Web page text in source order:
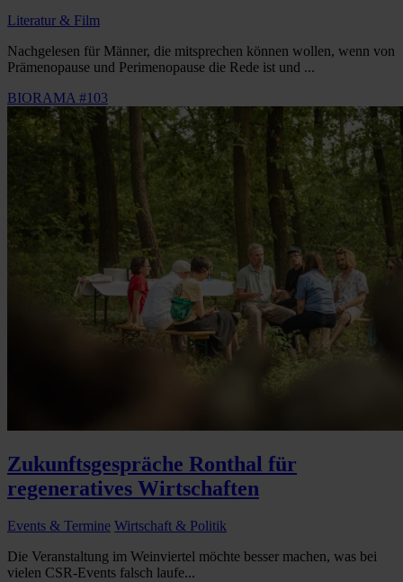
Literatur & Film
Nachgelesen für Männer, die mitsprechen können wollen, wenn von
Prämenopause und Perimenopause die Rede ist und ...
BIORAMA #103
Zukunftsgespräche Ronthal für
regeneratives Wirtschaften
Events & Termine Wirtschaft & Politik
Die Veranstaltung im Weinviertel möchte besser machen, was bei
vielen CSR-Events falsch laufe...